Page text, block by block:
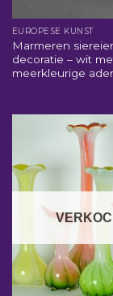
EUROPESE KUNST
Marmeren
decoratie – wit
meerkleurige